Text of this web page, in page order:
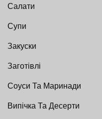
Салати
Супи
Закуски
Заготівлі
Соуси Та Маринади
Випічка Та Десерти